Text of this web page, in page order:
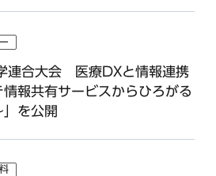
連合大会 医療DXと情報連携
報共有サービスからひろがる
を公開